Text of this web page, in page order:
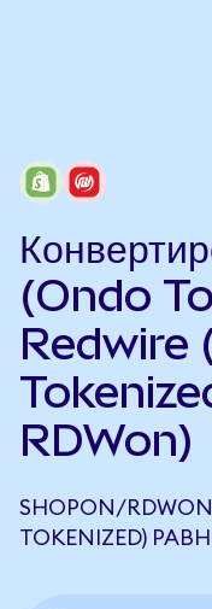
(Ondo
Redwire
RDWon)
SHOPON/
TOKENIZED)